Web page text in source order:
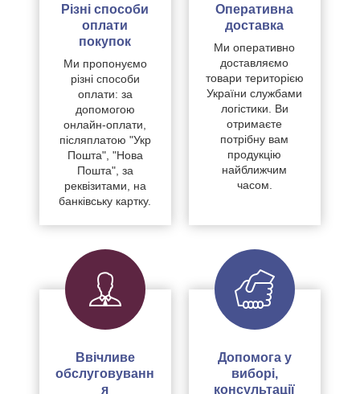
Різні способи
оплати
покупок
Ми пропонуємо
різні способи
оплати: за
допомогою
онлайн-оплати,
післяплатою "Укр
Пошта", "Нова
Пошта", за
реквізитами, на
банківську картку.
Оперативна
доставка
Ми оперативно
доставляємо
товари територією
України службами
логістики. Ви
отримаєте
потрібну вам
продукцію
найближчим
часом.
Ввічливе
обслуговуванн
я
Допомога у
виборі,
консультації